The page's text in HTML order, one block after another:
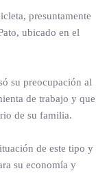
presuntamente
ubicado en el
su preocupación al
de trabajo y que
de su familia.
de este tipo y
su economía y